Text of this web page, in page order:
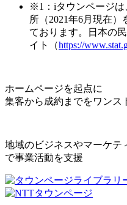
※1：iタウンページは
所（2021年6月現在
ております。日本の
イト（https://
ホームページを起点に
集客から成約までをワンス
地域のビジネスやマーケテ
で事業活動を支援